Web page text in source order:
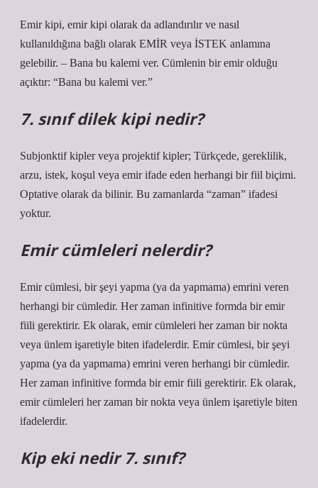
Emir kipi, emir kipi olarak da adlandırılır ve nasıl
kullanıldığına bağlı olarak EMİR veya İSTEK anlamına
gelebilir. – Bana bu kalemi ver. Cümlenin bir emir olduğu
açıktır: “Bana bu kalemi ver.”
7. sınıf dilek kipi nedir?
Subjonktif kipler veya projektif kipler; Türkçede, gereklilik,
arzu, istek, koşul veya emir ifade eden herhangi bir fiil biçimi.
Optative olarak da bilinir. Bu zamanlarda “zaman” ifadesi
yoktur.
Emir cümleleri nelerdir?
Emir cümlesi, bir şeyi yapma (ya da yapmama) emrini veren
herhangi bir cümledir. Her zaman infinitive formda bir emir
fiili gerektirir. Ek olarak, emir cümleleri her zaman bir nokta
veya ünlem işaretiyle biten ifadelerdir. Emir cümlesi, bir şeyi
yapma (ya da yapmama) emrini veren herhangi bir cümledir.
Her zaman infinitive formda bir emir fiili gerektirir. Ek olarak,
emir cümleleri her zaman bir nokta veya ünlem işaretiyle biten
ifadelerdir.
Kip eki nedir 7. sınıf?